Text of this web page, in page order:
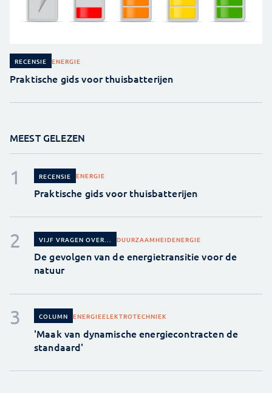
RECENSIE ENERGIE
Praktische gids voor thuisbatterijen
MEEST GELEZEN
RECENSIE ENERGIE
Praktische gids voor thuisbatterijen
VIJF VRAGEN OVER... DUURZAAMHEIDENERGIE
De gevolgen van de energietransitie voor de
natuur
COLUMN ENERGIEELEKTROTECHNIEK
'Maak van dynamische energiecontracten de
standaard'